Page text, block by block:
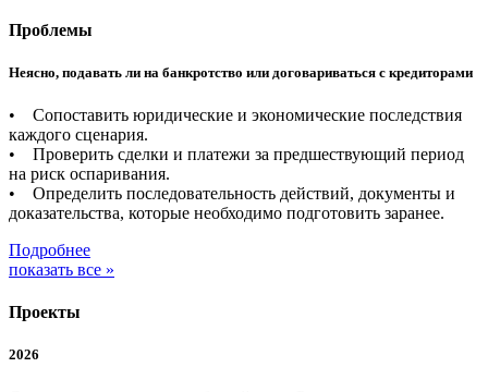
Проблемы
Неясно, подавать ли на банкротство или договариваться с кредиторами
• Сопоставить юридические и экономические последствия
каждого сценария.
• Проверить сделки и платежи за предшествующий период
на риск оспаривания.
• Определить последовательность действий, документы и
доказательства, которые необходимо подготовить заранее.
Подробнее
показать все »
Проекты
2026